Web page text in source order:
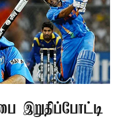
இறுதிப்போட்டி